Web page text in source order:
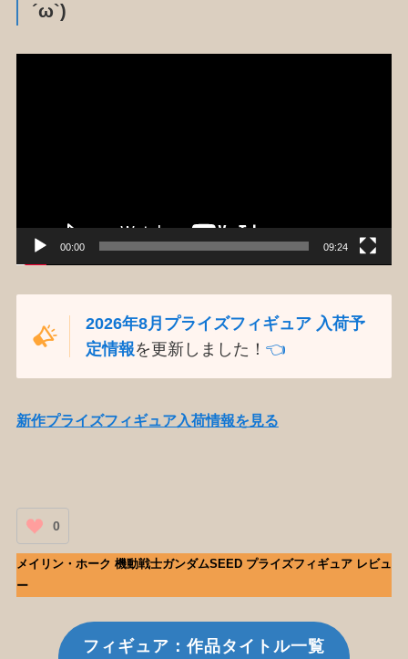
´ω`)
00:00 09:24
2026年8月プライズフィギュア 入荷予
定情報を更新しました！👈️
新作プライズフィギュア入荷情報を見る
0
メイリン・ホーク 機動戦士ガンダムSEED プライズフィギュア レビュ
ー
フィギュア：作品タイトル一覧